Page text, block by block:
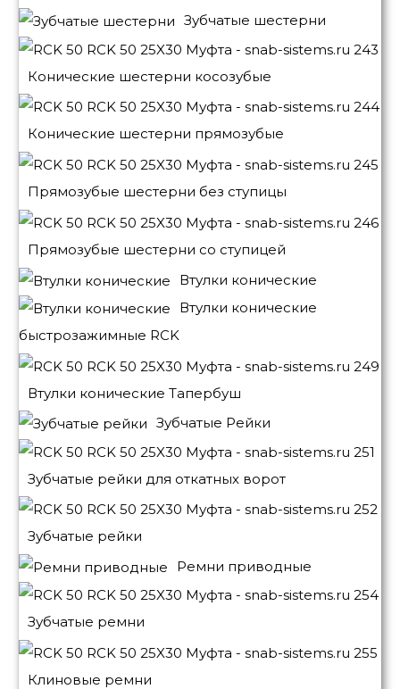
Зубчатые шестерни
Конические шестерни косозубые
Конические шестерни прямозубые
Прямозубые шестерни без ступицы
Прямозубые шестерни со ступицей
Втулки конические
Втулки конические
быстрозажимные RCK
Втулки конические Тапербуш
Зубчатые Рейки
Зубчатые рейки для откатных ворот
Зубчатые рейки
Ремни приводные
Зубчатые ремни
Клиновые ремни